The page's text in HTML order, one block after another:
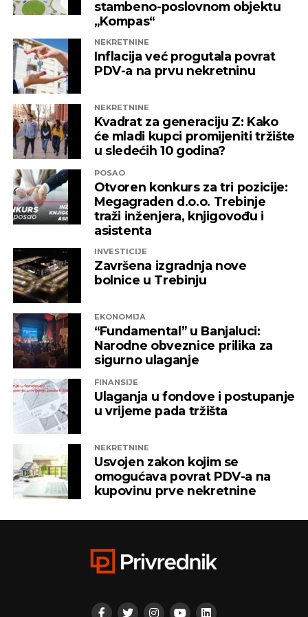
stambeno-poslovnom objektu
„Kompas“
NEKRETNINE
Inflacija već progutala povrat
PDV-a na prvu nekretninu
NEKRETNINE
Kvadrat za generaciju Z: Kako
će mladi kupci promijeniti tržište
u sledećih 10 godina?
POSAO
Otvoren konkurs za tri pozicije:
Megagraden d.o.o. Trebinje
traži inženjera, knjigovođu i
asistenta
INVESTICIJE
Završena izgradnja nove
bolnice u Trebinju
EKONOMIJA
“Fundamental” u Banjaluci:
Narodne obveznice prilika za
sigurno ulaganje
FINANSIJE
Ulaganja u fondove i postupanje
u vrijeme pada tržišta
NEKRETNINE
Usvojen zakon kojim se
omogućava povrat PDV-a na
kupovinu prve nekretnine